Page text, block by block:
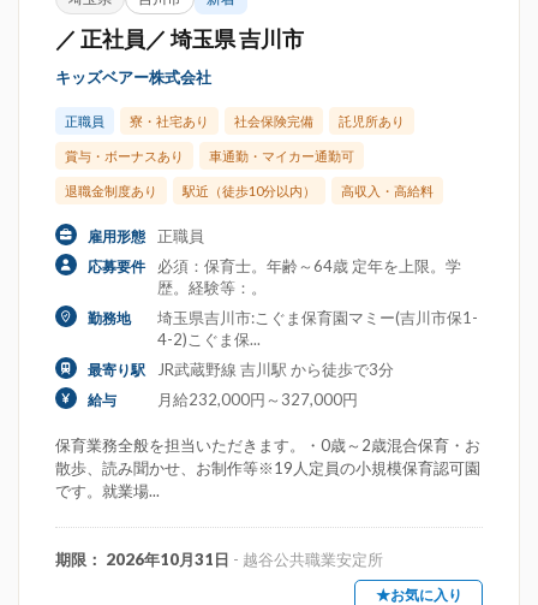
／ 正社員／ 埼玉県 吉川市
キッズベアー株式会社
正職員 寮・社宅あり 社会保険完備 託児所あり
賞与・ボーナスあり 車通勤・マイカー通勤可
退職金制度あり 駅近（徒歩10分以内） 高収入・高給料
雇用形態 正職員
応募要件
必須：保育士。年齢～64歳 定年を上限。学
歴。経験等：。
勤務地
埼玉県吉川市:こぐま保育園マミー(吉川市保1-
4-2)こぐま保...
最寄り駅 JR武蔵野線 吉川駅 から徒歩で3分
給与 月給232,000円～327,000円
保育業務全般を担当いただきます。・0歳～2歳混合保育・お
散歩、読み聞かせ、お制作等※19人定員の小規模保育認可園
です。就業場...
期限： 2026年10月31日 - 越谷公共職業安定所
★お気に入り